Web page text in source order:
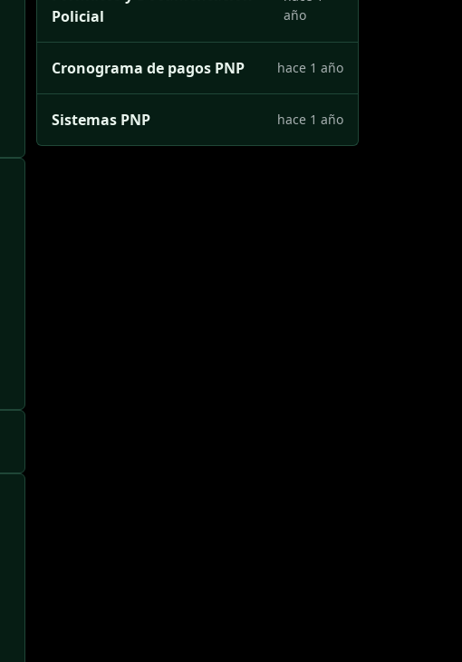
Policial
año
Cronograma de pagos PNP hace 1 año
Sistemas PNP hace 1 año